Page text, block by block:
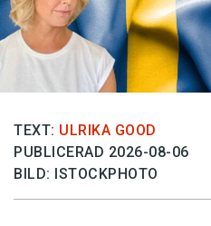
TEXT: ULRIKA GOOD
PUBLICERAD 2026-08-06
BILD: ISTOCKPHOTO